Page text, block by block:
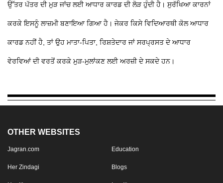
ਉੱਤਰ ਪੱਤਰ ਦੀ ਮੁੜ ਜਾਂਚ ਲਈ ਆਧਾਰ ਕਾਰਡ ਦੀ ਲੋੜ ਹੁੰਦੀ ਹੈ। ਸੁਰੱਖਿਆ ਕਾਰਨਾਂ
ਕਰਕੇ ਇਸਨੂੰ ਲਾਜ਼ਮੀ ਬਣਾਇਆ ਗਿਆ ਹੈ। ਜੇਕਰ ਕਿਸੇ ਵਿਦਿਆਰਥੀ ਕੋਲ ਆਧਾਰ
ਕਾਰਡ ਨਹੀਂ ਹੈ, ਤਾਂ ਉਹ ਮਾਤਾ-ਪਿਤਾ, ਰਿਸ਼ਤੇਦਾਰ ਜਾਂ ਸਰਪ੍ਰਸਤ ਦੇ ਆਧਾਰ
ਵੇਰਵਿਆਂ ਦੀ ਵਰਤੋਂ ਕਰਕੇ ਮੁੜ-ਮੁਲਾਂਕਣ ਲਈ ਅਰਜ਼ੀ ਦੇ ਸਕਦੇ ਹਨ।
OTHER WEBSITES
Jagran.com Education
Her Zindagi Blogs